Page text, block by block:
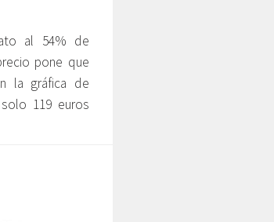
al 54% de
pone que
la gráfica de
119 euros